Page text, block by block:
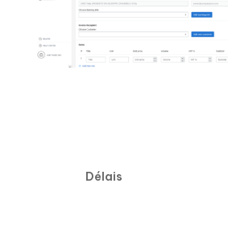
Délais